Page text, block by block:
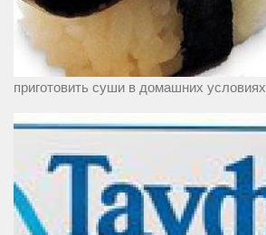
приготовить суши в домашних условиях